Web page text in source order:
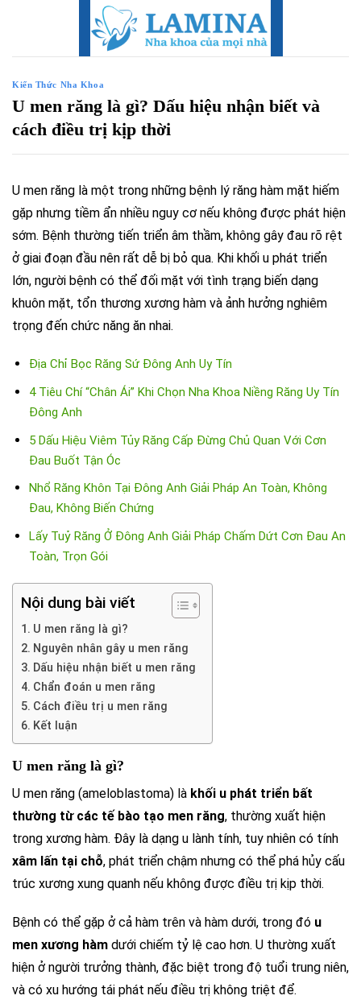
Kiến Thức Nha Khoa
U men răng là gì? Dấu hiệu nhận biết và
cách điều trị kịp thời
U men răng là một trong những bệnh lý răng hàm mặt hiếm
gặp nhưng tiềm ẩn nhiều nguy cơ nếu không được phát hiện
sớm. Bệnh thường tiến triển âm thầm, không gây đau rõ rệt
ở giai đoạn đầu nên rất dễ bị bỏ qua. Khi khối u phát triển
lớn, người bệnh có thể đối mặt với tình trạng biến dạng
khuôn mặt, tổn thương xương hàm và ảnh hưởng nghiêm
trọng đến chức năng ăn nhai.
Địa Chỉ Bọc Răng Sứ Đông Anh Uy Tín
4 Tiêu Chí “Chân Ái” Khi Chọn Nha Khoa Niềng Răng Uy Tín
Đông Anh
5 Dấu Hiệu Viêm Tủy Răng Cấp Đừng Chủ Quan Với Cơn
Đau Buốt Tận Óc
Nhổ Răng Khôn Tại Đông Anh Giải Pháp An Toàn, Không
Đau, Không Biến Chứng
Lấy Tuỷ Răng Ở Đông Anh Giải Pháp Chấm Dứt Cơn Đau An
Toàn, Trọn Gói
Nội dung bài viết
U men răng là gì?
Nguyên nhân gây u men răng
Dấu hiệu nhận biết u men răng
Chẩn đoán u men răng
Cách điều trị u men răng
Kết luận
U men răng là gì?
U men răng (ameloblastoma) là khối u phát triển bất
thường từ các tế bào tạo men răng, thường xuất hiện
trong xương hàm. Đây là dạng u lành tính, tuy nhiên có tính
xâm lấn tại chỗ, phát triển chậm nhưng có thể phá hủy cấu
trúc xương xung quanh nếu không được điều trị kịp thời.
Bệnh có thể gặp ở cả hàm trên và hàm dưới, trong đó u
men xương hàm dưới chiếm tỷ lệ cao hơn. U thường xuất
hiện ở người trưởng thành, đặc biệt trong độ tuổi trung niên,
và có xu hướng tái phát nếu điều trị không triệt để.